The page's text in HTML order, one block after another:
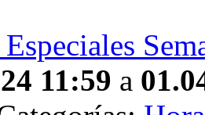
11:59 a